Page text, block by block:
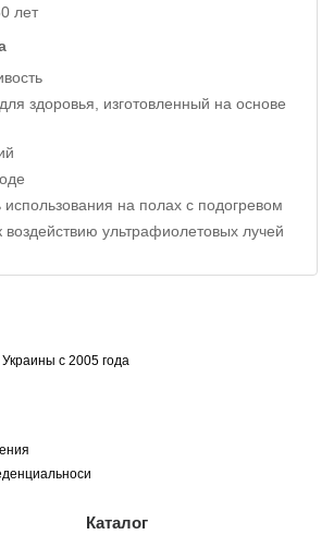
лет
здоровья, изготовленный на основе
использования на полах с подогревом
воздействию ультрафиолетовых лучей
с 2005 года
Каталог